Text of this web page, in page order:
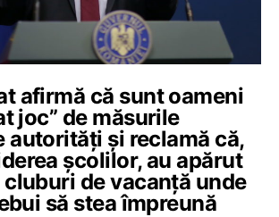
afirmă că sunt oameni
joc” de măsurile
autorităţi şi reclamă că,
şcolilor, au apărut
cluburi de vacanţă unde
să stea împreună